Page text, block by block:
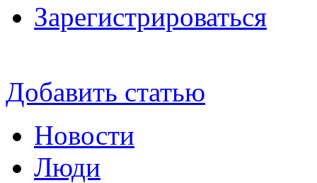
Зарегистрироваться
Добавить статью
Новости
Люди